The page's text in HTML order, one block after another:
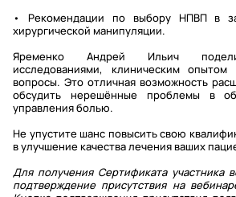
• Рекомендации по выбору НПВП в
хирургической манипуляции.
Яременко Андрей Ильич
исследованиями, клиническим
вопросы. Это отличная возможность
обсудить нерешённые проблемы в
управления болью.
Не упустите шанс повысить свою
в улучшение качества лечения ваших
Для получения Сертификата участника
подтверждение присутствия на